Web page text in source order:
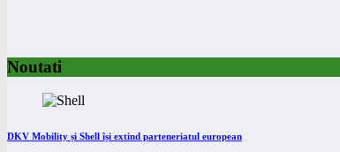
Noutati
DKV Mobility și Shell își extind parteneriatul european